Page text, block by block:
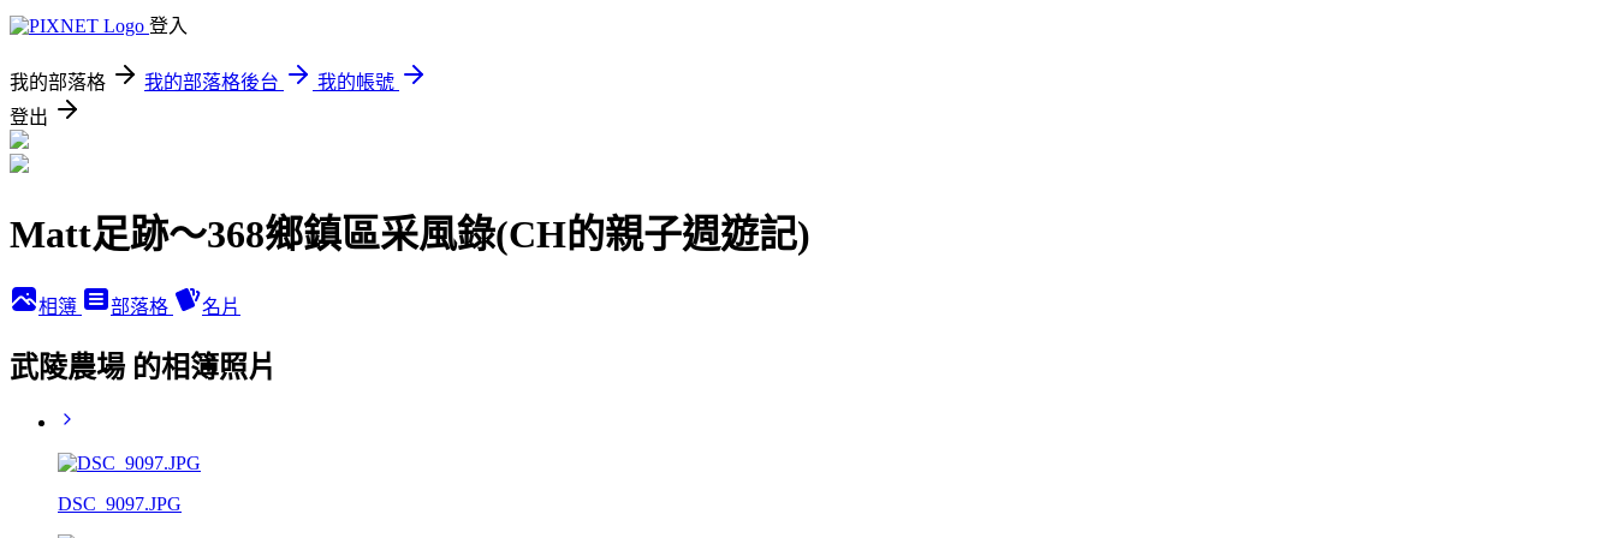
登入
我的部落格 我的部落格後台
我的帳號
登出
Matt足跡～368鄉鎮區采風錄(CH的親子週遊記)
相簿 部落格 名片
武陵農場 的相簿照片
DSC_9097.JPG